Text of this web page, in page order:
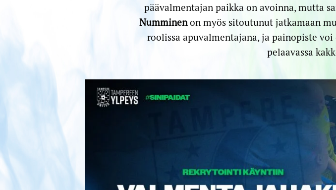
päävalmentajan paikka on avoinna, mutta
Numminenon myös sitoutunut jatkamaan
roolissa apuvalmentajana, ja painopiste
pelaavassa